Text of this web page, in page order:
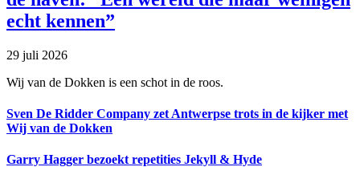
echt kennen”
29 juli 2026
Wij van de Dokken is een schot in de roos.
Sven De Ridder Company zet Antwerpse trots in de kijker met
Wij van de Dokken
Garry Hagger bezoekt repetities Jekyll & Hyde